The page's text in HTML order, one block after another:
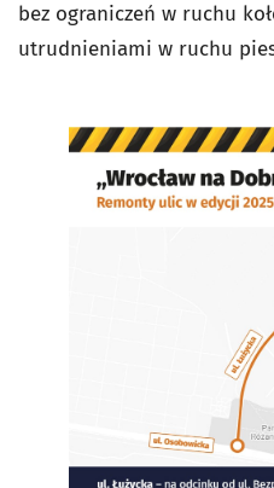
bez ograniczeń w ruchu
utrudnieniami w ruchu